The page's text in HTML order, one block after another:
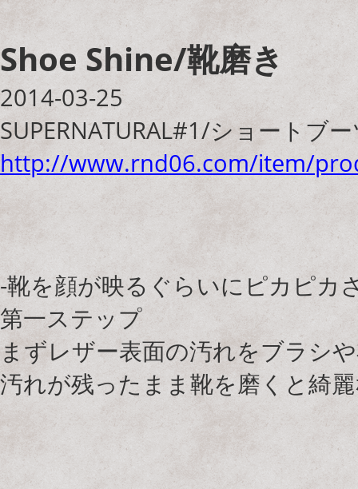
Shoe Shine/靴磨き
2014-03-25
SUPERNATURAL#1/ショートブ
http://www.rnd06.com/item/
-靴を顔が映るぐらいにピカピカ
第一ステップ
まずレザー表面の汚れをブラシ
汚れが残ったまま靴を磨くと綺